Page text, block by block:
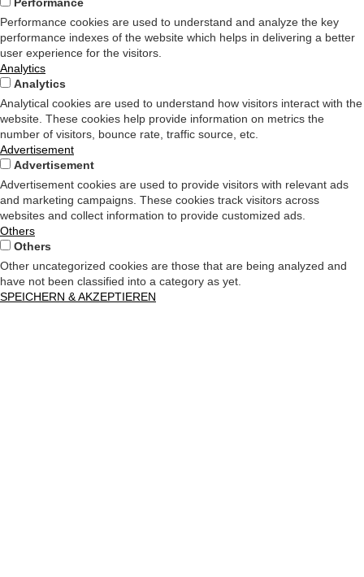
Performance cookies are used to understand and analyze the key
performance indexes of the website which helps in delivering a better
user experience for the visitors.
Analytics
Analytics
Analytical cookies are used to understand how visitors interact with the
website. These cookies help provide information on metrics the
number of visitors, bounce rate, traffic source, etc.
Advertisement
Advertisement
Advertisement cookies are used to provide visitors with relevant ads
and marketing campaigns. These cookies track visitors across
websites and collect information to provide customized ads.
Others
Others
Other uncategorized cookies are those that are being analyzed and
have not been classified into a category as yet.
SPEICHERN & AKZEPTIEREN